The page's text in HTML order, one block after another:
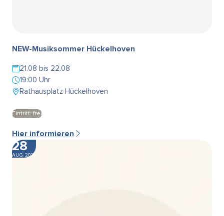
NEW-Musiksommer Hückelhoven
21.08 bis 22.08
19:00 Uhr
Rathausplatz Hückelhoven
Eintritt: frei
Hier informieren
28
AUG. 2026